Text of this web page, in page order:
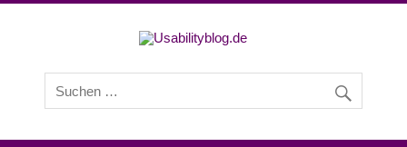
Experten zu den Themen Usability und User Experience.